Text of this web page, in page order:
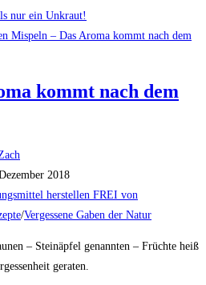
nur ein Unkraut!
kommt nach dem
2018
herstellen FREI von
/Vergessene Gaben der Natur
– Steinäpfel genannten – Früchte heiß
geraten.